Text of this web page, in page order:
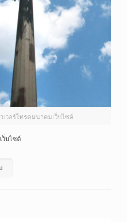
เวอร์โทรคมนาคมเว็บไซต์
ว็บไซต์